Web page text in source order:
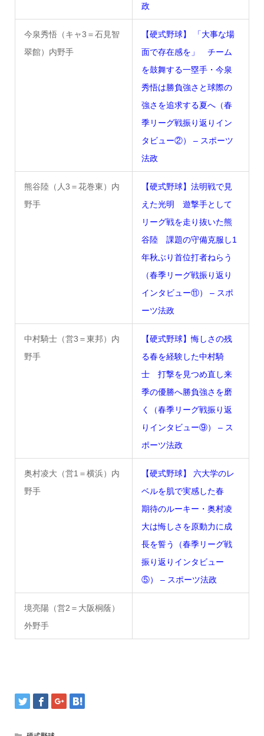
政
今泉秀悟（キャ3＝石見智
翠館）内野手
【硬式野球】 「大事な場
面で存在感を」 チーム
を鼓舞する一塁手・今泉
秀悟は勝負強さと球際の
強さを追求する夏へ（春
季リーグ戦振り返りイン
タビュー②） – スポーツ
法政
熊谷陸（人3＝花巻東）内
野手
【硬式野球】法明戦で見
えた光明 遊撃手として
リーグ戦を走り抜いた熊
谷陸 課題の守備克服し1
年秋ぶり首位打者ねらう
（春季リーグ戦振り返り
インタビュー⑪） – スポ
ーツ法政
中村騎士（営3＝東邦）内
野手
【硬式野球】悔しさの残
る春を経験した中村騎
士 打撃を見つめ直し来
季の優勝へ勝負強さを磨
く（春季リーグ戦振り返
りインタビュー⑨） – ス
ポーツ法政
奥村凌大（営1＝横浜）内
野手
【硬式野球】 六大学のレ
ベルを肌で実感した春
期待のルーキー・奥村凌
大は悔しさを原動力に成
長を誓う（春季リーグ戦
振り返りインタビュー
⑤） – スポーツ法政
境亮陽（営2＝大阪桐蔭）
外野手